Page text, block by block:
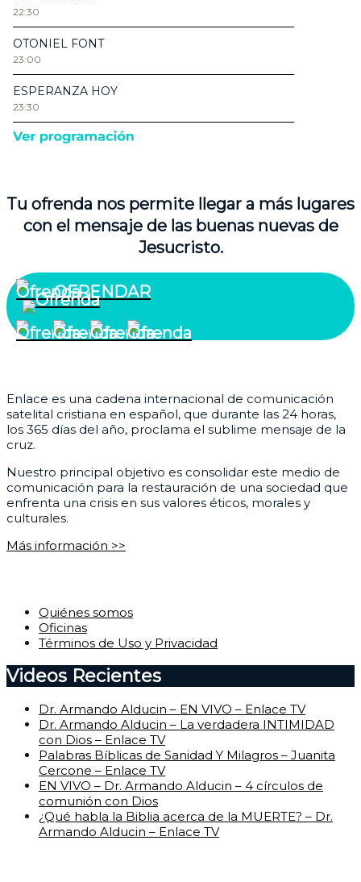
Tu ofrenda nos permite llegar a más lugares
con el mensaje de las buenas nuevas de
Jesucristo.
OFRENDAR
Enlace es una cadena internacional de comunicación
satelital cristiana en español, que durante las 24 horas,
los 365 días del año, proclama el sublime mensaje de la
cruz.
Nuestro principal objetivo es consolidar este medio de
comunicación para la restauración de una sociedad que
enfrenta una crisis en sus valores éticos, morales y
culturales.
Más información >>
Quiénes somos
Oficinas
Términos de Uso y Privacidad
Videos Recientes
Dr. Armando Alducin – EN VIVO – Enlace TV
Dr. Armando Alducin – La verdadera INTIMIDAD
con Dios – Enlace TV
Palabras Bíblicas de Sanidad Y Milagros – Juanita
Cercone – Enlace TV
EN VIVO – Dr. Armando Alducin – 4 círculos de
comunión con Dios
¿Qué habla la Biblia acerca de la MUERTE? – Dr.
Armando Alducin – Enlace TV